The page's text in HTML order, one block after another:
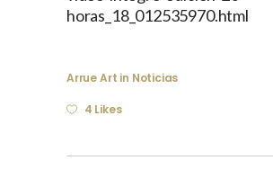
horas_18_012535970.html
Arrue Art in Noticias
4 Likes